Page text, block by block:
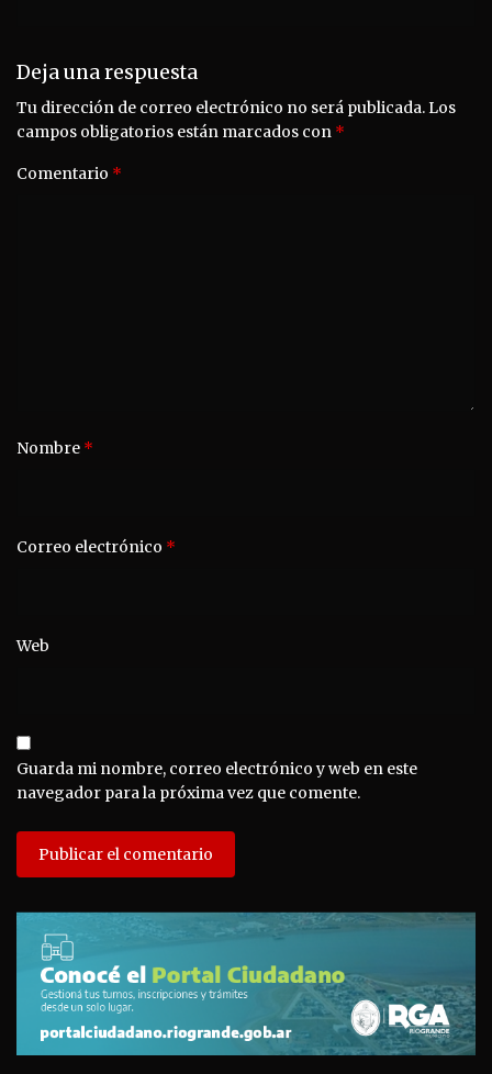
Deja una respuesta
Tu dirección de correo electrónico no será publicada.Los
campos obligatorios están marcados con *
Comentario *
Nombre *
Correo electrónico *
Web
Guarda mi nombre, correo electrónico y web en este
navegador para la próxima vez que comente.